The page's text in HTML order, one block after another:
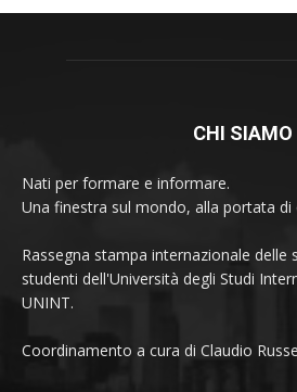
CHI SIAMO
Nati per formare e informare.
Una finestra sul mondo, alla portata di
Rassegna stampa internazionale delle
studenti dell'Università degli Studi
UNINT.
Coordinamento a cura di Claudio